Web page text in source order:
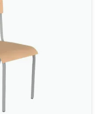
Référence, A à Z
Référence, Z à A